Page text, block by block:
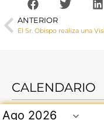
ANTERIOR
CALENDARIO